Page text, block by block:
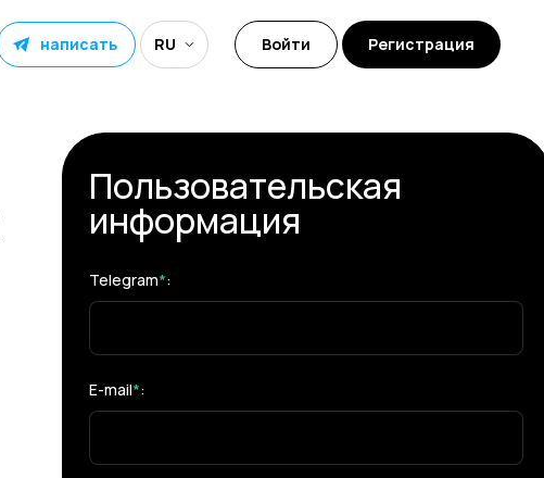
написать RU Регистрация
Войти
Пользовательская
информация
Telegram*:
E-mail*: